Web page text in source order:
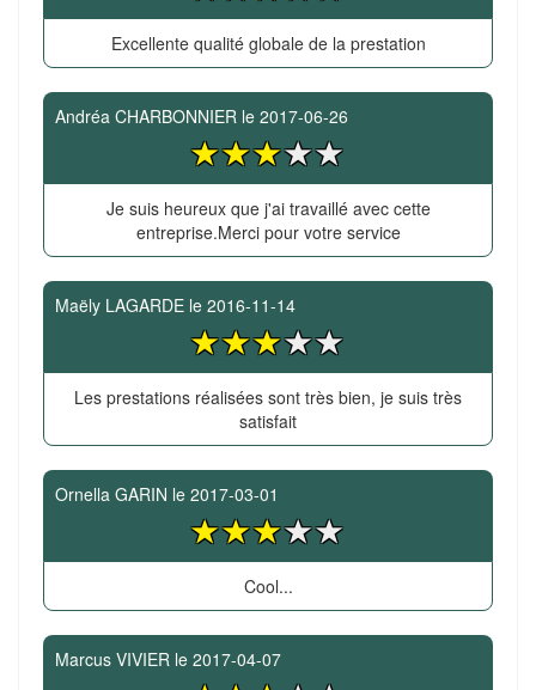
Excellente qualité globale de la prestation
Andréa CHARBONNIER le 2017-06-26
Je suis heureux que j'ai travaillé avec cette
entreprise.Merci pour votre service
Maëly LAGARDE le 2016-11-14
Les prestations réalisées sont très bien, je suis très
satisfait
Ornella GARIN le 2017-03-01
Cool...
Marcus VIVIER le 2017-04-07